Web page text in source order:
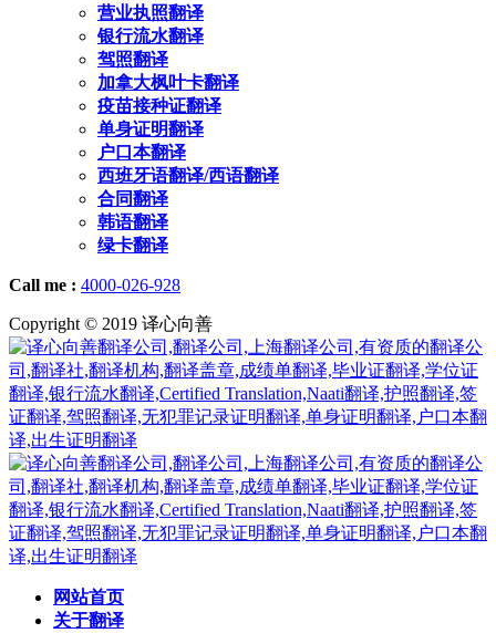
营业执照翻译
银行流水翻译
驾照翻译
加拿大枫叶卡翻译
疫苗接种证翻译
单身证明翻译
户口本翻译
西班牙语翻译/西语翻译
合同翻译
韩语翻译
绿卡翻译
Call me : 4000-026-928
Copyright © 2019 译心向善
网站首页
关于翻译